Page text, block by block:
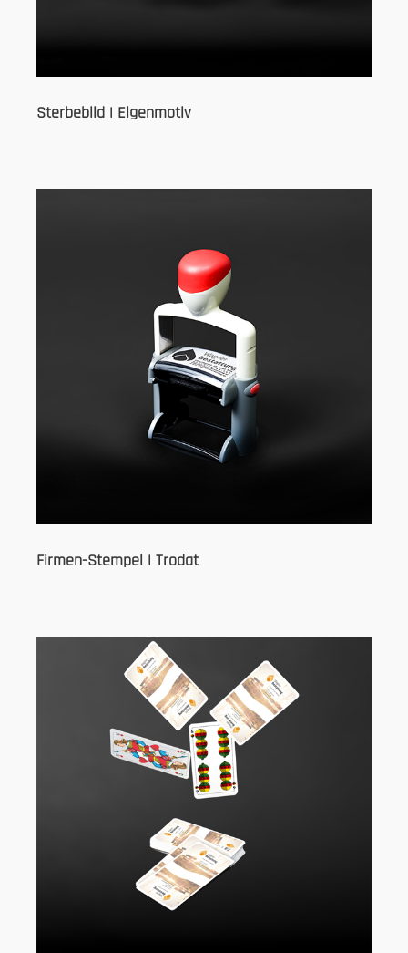
Sterbebild | Eigenmotiv
Firmen-Stempel | Trodat